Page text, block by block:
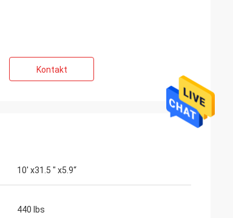
Kontakt
10' x31.5 " x5.9“
440 lbs